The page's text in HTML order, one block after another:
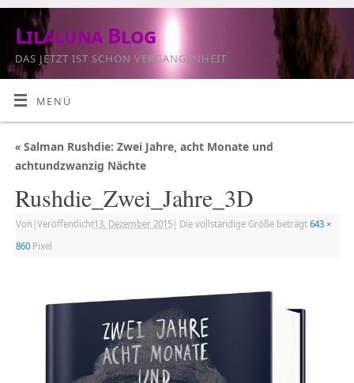
Lilaluna Blog
DAS JETZT IST SCHON VERGANGENHEIT
MENÜ
«Salman Rushdie: Zwei Jahre, acht Monate und
achtundzwanzig Nächte
Rushdie_Zwei_Jahre_3D
Von Veröffentlicht13. Dezember 2015| Die vollständige Größe beträgt 643 ×
860Pixel